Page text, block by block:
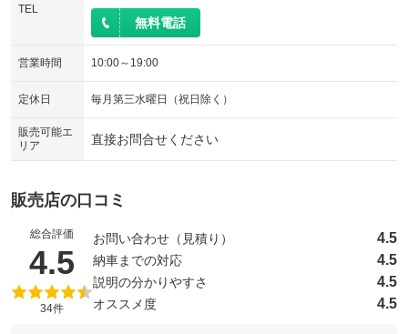
TEL
無料電話
営業時間 10:00～19:00
定休日 毎月第三水曜日（祝日除く）
販売可能エ
リア
直接お問合せください
販売店の口コミ
総合評価
4.5 （5点満点中）
34件
お問い合わせ（見積り） 4.5
納車までの対応 4.5
説明の分かりやすさ 4.5
オススメ度 4.5